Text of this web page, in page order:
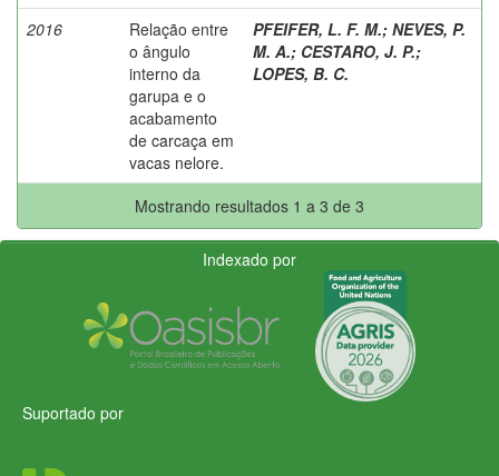
2016
Relação entre
o ângulo
interno da
garupa e o
acabamento
de carcaça em
vacas nelore.
PFEIFER, L. F. M.; NEVES, P.
M. A.; CESTARO, J. P.;
LOPES, B. C.
Mostrando resultados 1 a 3 de 3
Indexado por
Suportado por